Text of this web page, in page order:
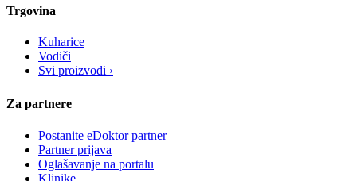
Trgovina
Kuharice
Vodiči
Svi proizvodi ›
Za partnere
Postanite eDoktor partner
Partner prijava
Oglašavanje na portalu
Klinike